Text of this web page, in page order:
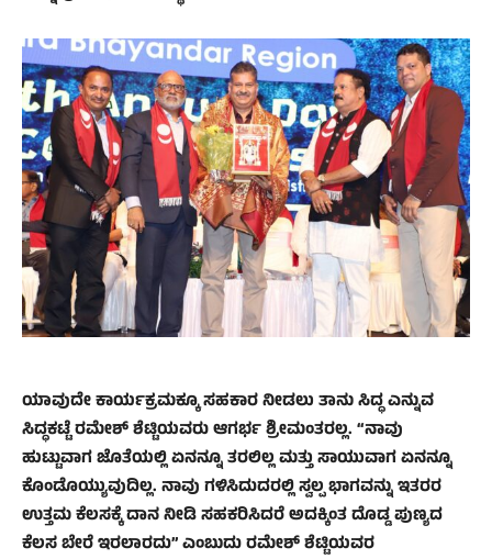
ಯಾವುದೇ ಕಾರ್ಯಕ್ರಮಕ್ಕೂ ಸಹಕಾರ ನೀಡಲು ತಾನು ಸಿದ್ಧ ಎನ್ನುವ
ಸಿದ್ಧಕಟ್ಟೆ ರಮೇಶ್ ಶೆಟ್ಟಿಯವರು ಆಗರ್ಭ ಶ್ರೀಮಂತರಲ್ಲ. “ನಾವು
ಹುಟ್ಟುವಾಗ ಜೊತೆಯಲ್ಲಿ ಏನನ್ನೂ ತರಲಿಲ್ಲ ಮತ್ತು ಸಾಯುವಾಗ ಏನನ್ನೂ
ಕೊಂಡೊಯ್ಯುವುದಿಲ್ಲ. ನಾವು ಗಳಿಸಿದುದರಲ್ಲಿ ಸ್ವಲ್ಪ ಭಾಗವನ್ನು ಇತರರ
ಉತ್ತಮ ಕೆಲಸಕ್ಕೆ ದಾನ ನೀಡಿ ಸಹಕರಿಸಿದರೆ ಅದಕ್ಕಿಂತ ದೊಡ್ಡ ಪುಣ್ಯದ
ಕೆಲಸ ಬೇರೆ ಇರಲಾರದು” ಎಂಬುದು ರಮೇಶ್ ಶೆಟ್ಟಿಯವರ